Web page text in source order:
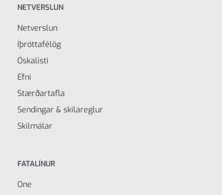
NETVERSLUN
Netverslun
Íþróttafélög
Óskalisti
Efni
Stærðartafla
Sendingar & skilareglur
Skilmálar
FATALÍNUR
One